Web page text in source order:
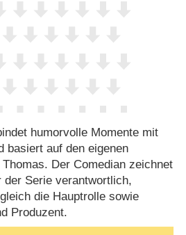
humorvolle Momente mit
basiert auf den eigenen
Der Comedian zeichnet
Serie verantwortlich,
die Hauptrolle sowie
Produzent.